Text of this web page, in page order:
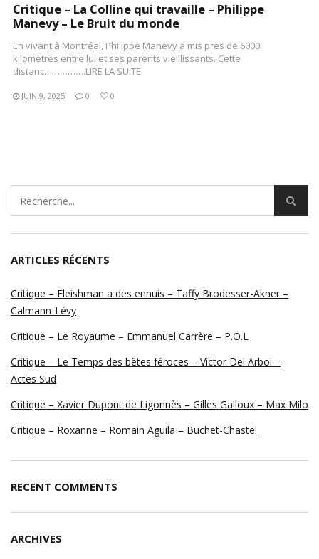
Critique – La Colline qui travaille – Philippe
Manevy – Le Bruit du monde
En vivant à Montréal, Philippe Manevy a mis près de 6000
kilomètres entre lui et ses parents vieillissants. Cette
distanc…………….LIRE LA SUITE
JUIN 9, 2025 0 0
ARTICLES RÉCENTS
Critique – Fleishman a des ennuis – Taffy Brodesser-Akner –
Calmann-Lévy
Critique – Le Royaume – Emmanuel Carrère – P.O.L
Critique – Le Temps des bêtes féroces – Victor Del Arbol –
Actes Sud
Critique – Xavier Dupont de Ligonnès – Gilles Galloux – Max Milo
Critique – Roxanne – Romain Aguila – Buchet-Chastel
RECENT COMMENTS
ARCHIVES